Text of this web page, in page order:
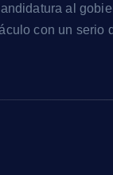
al
con un serio